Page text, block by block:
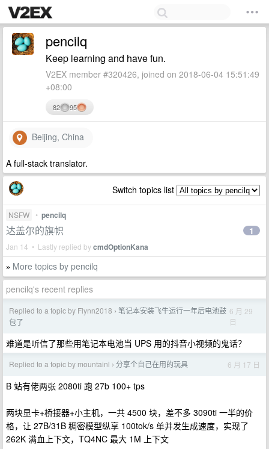
pencilq
Keep learning and have fun.
V2EX member #320426, joined on 2018-06-04 15:51:49
+08:00
82 95
Beijing, China
A full-stack translator.
Switch topics list
NSFW • pencilq
达盖尔的旗帜
Jan 14 • Lastly replied bycmdOptionKana
1
» More topics by pencilq
pencilq's recent replies
Replied to a topic by Flynn2018 › 笔记本安装飞牛运行一年后电池鼓
包了
6 月 29
日
难道是听信了那些用笔记本电池当 UPS 用的抖音小视频的鬼话？
Replied to a topic by mountainl › 分享个自己在用的玩具 6 月 17 日
B 站有佬两张 2080ti 跑 27b 100+ tps
两块显卡+桥接器+小主机，一共 4500 块，差不多 3090ti 一半的价
格，让 27B/31B 稠密模型纵享 100tok/s 单并发生成速度，实现了
262K 满血上下文，TQ4NC 最大 1M 上下文